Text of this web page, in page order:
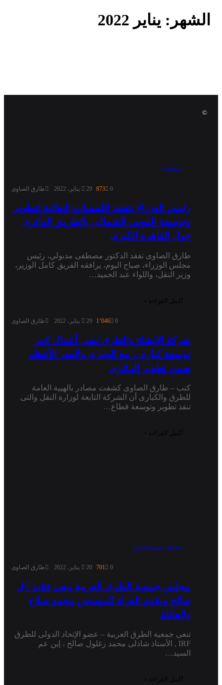
الشهر: يناير 2022
متابعات
طارق الصاوى 29 يناير، 2022 0
873
رئيس الوزراء يتفقد اللمسات النهائية لتطوير
وتوسعة القوس الشمالى بالطريق الدائرى
حول القاهرة الكبرى
طارق الصاوى تفقد الدكتور مصطفى مدبولي، رئيس
مجلس الوزراء، صباح اليوم، يرافقه الفريق كامل الوزير،
وزير النقل، واللواء عبد الحميد…
أكمل القراءة »
طارق الصاوى 29 يناير، 2022 0 1٬046
شركة الإنشاء والطرق تنهى أعمال كمر
توسعة كبارى ربيع الجيزى والبحر الأعظم
ضمن تطوير الدائرى
كتب – طارق الصاوى كشفت مصادر بالهيية العامة
للطرق والكبارى أن الشركة التابعة لوزارة النقل والتى
تنفذ تطوير وتوسعة قطاع…
أكمل القراءة »
نشاط جمعية الطرق
طارق الصاوى 20 يناير، 2022 0
701
مجلس جمعية الطرق العربية ينعى فقيد ٱل
صالح ويقدم العزاء للمهندس محمد صلاح
والعائلة
تنعى جمعية الطرق العربية – عضو الإتحاد الدولى للطرق
IRF , الأستاذ شاذلى محمد زغلول صالح ، إبن عم
السيد…
أكمل القراءة »
©